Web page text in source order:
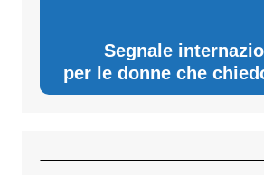
Segnale
per le donne che